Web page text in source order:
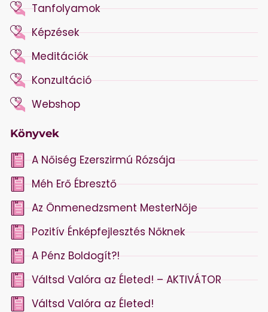
Tanfolyamok
Képzések
Meditációk
Konzultáció
Webshop
Könyvek
A Nőiség Ezerszirmú Rózsája
Méh Erő Ébresztő
Az Önmenedzsment MesterNője
Pozitív Énképfejlesztés Nőknek
A Pénz Boldogít?!
Váltsd Valóra az Életed! – AKTIVÁTOR
Váltsd Valóra az Életed!